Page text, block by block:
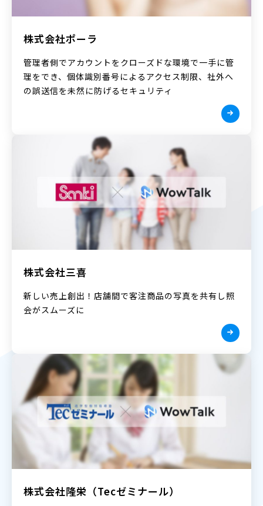
株式会社ポーラ
管理者側でアカウントをクローズドな環境で一手に管
理をでき、個体識別番号によるアクセス制限、社外へ
の誤送信を未然に防げるセキュリティ
株式会社三喜
新しい売上創出！店舗間で客注商品の写真を共有し照
会がスムーズに
株式会社隆栄（Tecゼミナール）